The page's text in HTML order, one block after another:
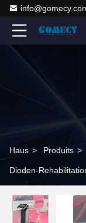
Haus > Produits >
Dioden-